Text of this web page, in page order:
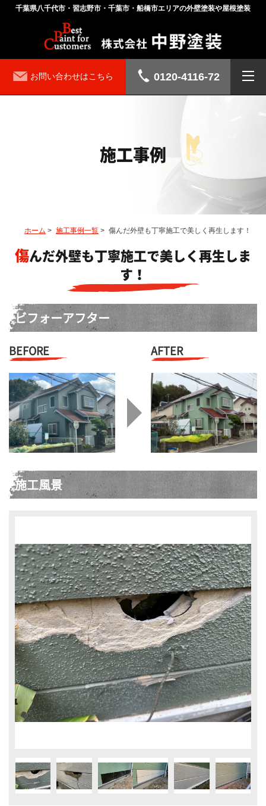
千葉県八千代市・習志野市・千葉市・船橋市エリアの外壁塗装や屋根塗装
お問い合わせはこちら 0120-4116-72
施工事例
ホーム > 施工事例一覧 > 傷んだ外壁も丁寧施工で美しく再生します！
傷んだ外壁も丁寧施工で美しく再生しま
す！
ビフォーアフター
AFTER
BEFORE
施工風景